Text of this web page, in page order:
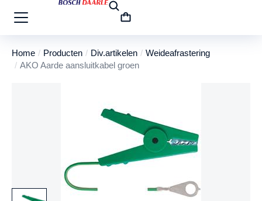
Je bent hier:
Home Producten Div.artikelen
Weideafrastering
AKO Aarde aansluitkabel groen